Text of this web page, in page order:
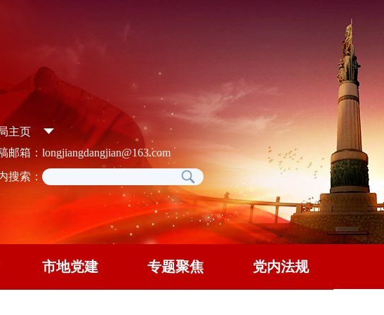
主页
邮箱：longjiangdangjian@163.com
搜索：
市地党建 专题聚焦 党内法规